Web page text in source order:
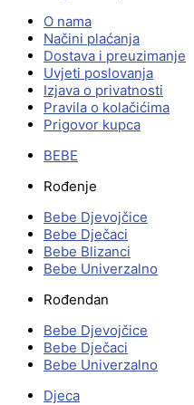
O nama
Načini plaćanja
Dostava i preuzimanje
Uvjeti poslovanja
Izjava o privatnosti
Pravila o kolačićima
Prigovor kupca
BEBE
Rođenje
Bebe Djevojčice
Bebe Dječaci
Bebe Blizanci
Bebe Univerzalno
Rođendan
Bebe Djevojčice
Bebe Dječaci
Bebe Univerzalno
Djeca